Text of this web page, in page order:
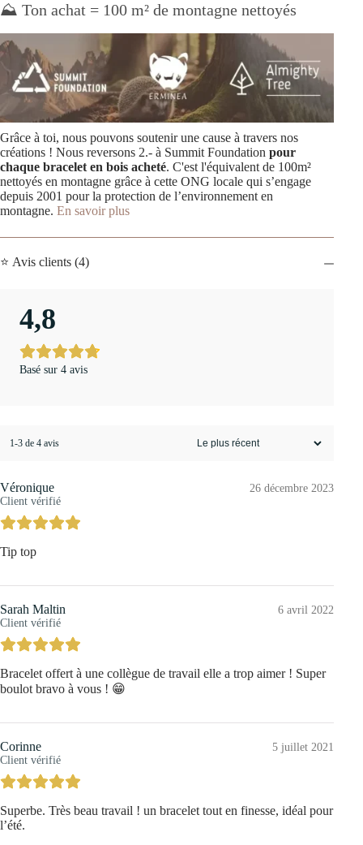
⛰️ Ton achat = 100 m² de montagne nettoyés
Grâce à toi, nous pouvons soutenir une cause à travers nos
créations ! Nous reversons 2.- à Summit Foundation pour
chaque bracelet en bois acheté. C'est l'équivalent de 100m²
nettoyés en montagne grâce à cette ONG locale qui s’engage
depuis 2001 pour la protection de l’environnement en
montagne. En savoir plus
⭐ Avis clients (4)
4,8
Basé sur 4 avis
1-3 de 4 avis
Véronique
Client vérifié
26 décembre 2023
Tip top
Sarah Maltin
Client vérifié
6 avril 2022
Bracelet offert à une collègue de travail elle a trop aimer ! Super
boulot bravo à vous ! 😁
Corinne
Client vérifié
5 juillet 2021
Superbe. Très beau travail ! un bracelet tout en finesse, idéal pour
l’été.